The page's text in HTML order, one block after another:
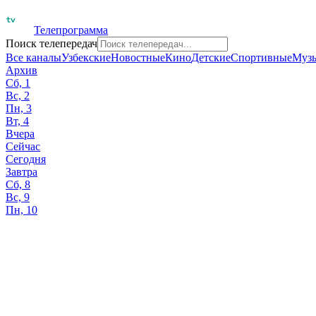
Телепрограмма
Поиск телепередач
Все каналыУзбекскиеНовостныеКиноДетскиеСпортивные
Архив
Сб, 1
Вс, 2
Пн, 3
Вт, 4
Вчера
Сейчас
Сегодня
Завтра
Сб, 8
Вс, 9
Пн, 10